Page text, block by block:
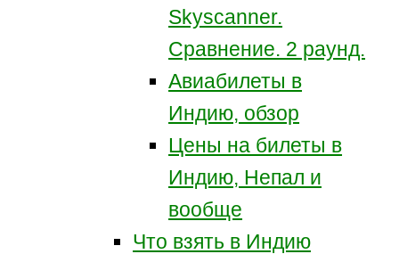
Skyscanner.
Сравнение. 2 раунд.
Авиабилеты в
Индию, обзор
Цены на билеты в
Индию, Непал и
вообще
Что взять в Индию